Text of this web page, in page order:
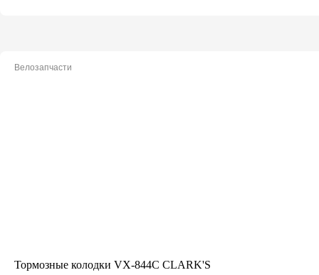
Велозапчасти
Тормозные колодки VX-844C CLARK'S